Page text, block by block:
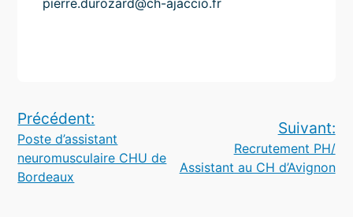
Navigation
de
l’article
Précédent:
Poste d’assistant
neuromusculaire CHU de
Bordeaux
Suivant:
Recrutement PH/
Assistant au CH d’Avignon